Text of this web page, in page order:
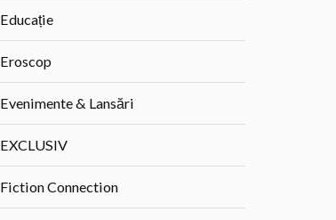
Educație
Eroscop
Evenimente & Lansări
EXCLUSIV
Fiction Connection